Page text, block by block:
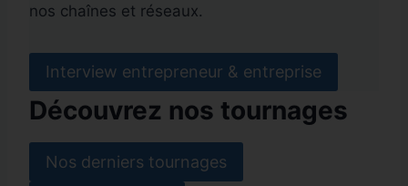
nos chaînes et réseaux.
Interview entrepreneur & entreprise
Découvrez nos tournages
Nos derniers tournages